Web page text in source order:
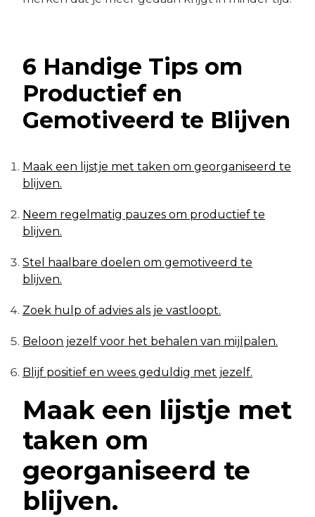
6 Handige Tips om
Productief en
Gemotiveerd te Blijven
Maak een lijstje met taken om georganiseerd te
blijven.
Neem regelmatig pauzes om productief te
blijven.
Stel haalbare doelen om gemotiveerd te
blijven.
Zoek hulp of advies als je vastloopt.
Beloon jezelf voor het behalen van mijlpalen.
Blijf positief en wees geduldig met jezelf.
Maak een lijstje met
taken om
georganiseerd te
blijven.